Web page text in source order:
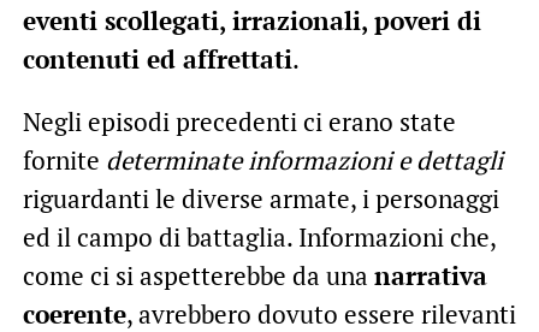
eventi scollegati, irrazionali, poveri di
contenuti ed affrettati.
Negli episodi precedenti ci erano state
fornite determinate informazioni e dettagli
riguardanti le diverse armate, i personaggi
ed il campo di battaglia. Informazioni che,
come ci si aspetterebbe da una narrativa
coerente, avrebbero dovuto essere rilevanti